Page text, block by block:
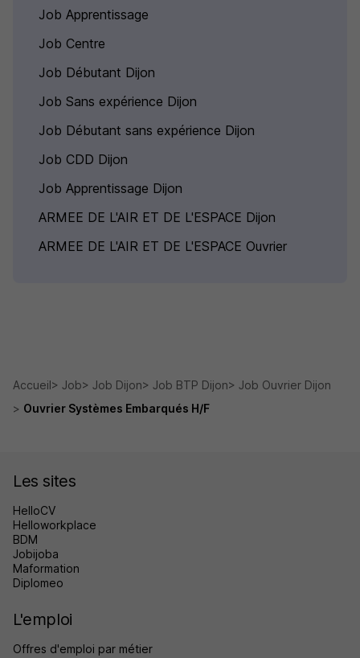
Job Apprentissage
Job Centre
Job Débutant Dijon
Job Sans expérience Dijon
Job Débutant sans expérience Dijon
Job CDD Dijon
Job Apprentissage Dijon
ARMEE DE L'AIR ET DE L'ESPACE Dijon
ARMEE DE L'AIR ET DE L'ESPACE Ouvrier
Accueil Job Job Dijon Job BTP Dijon
Job Ouvrier Dijon
Ouvrier Systèmes Embarqués H/F
Les sites
HelloCV
Helloworkplace
BDM
Jobijoba
Maformation
Diplomeo
L'emploi
Offres d'emploi par métier